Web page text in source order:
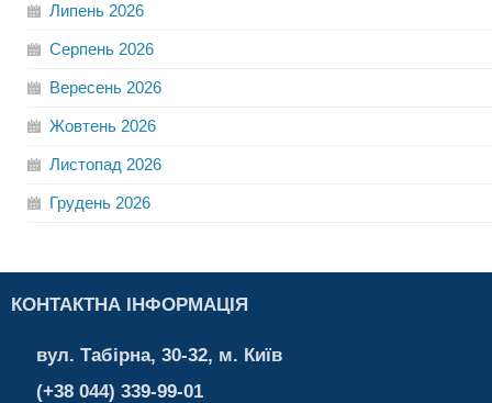
Липень 2026
Серпень 2026
Вересень 2026
Жовтень 2026
Листопад 2026
Грудень 2026
КОНТАКТНА ІНФОРМАЦІЯ
вул. Табірна, 30-32, м. Київ
(+38 044) 339-99-01